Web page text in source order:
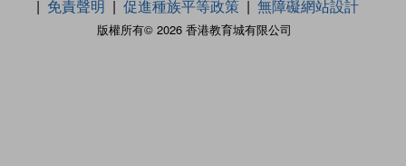
版權所有© 2026 香港教育城有限公司
免責聲明
促進種族平等政策 無障礙網站設計